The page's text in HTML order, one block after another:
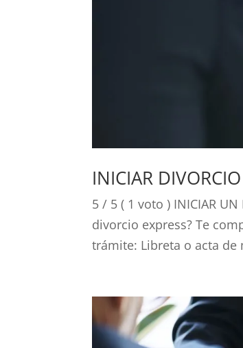
INICIAR DIVORCIO
5 / 5 ( 1 voto ) INICIAR UN
divorcio express? Te
trámite: Libreta o acta de